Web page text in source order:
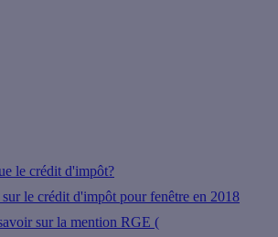
le crédit d'impôt?
le crédit d'impôt pour fenêtre en 2018
sur la mention RGE (